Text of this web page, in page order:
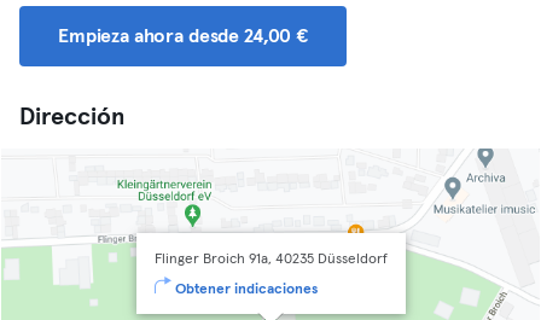
Empieza ahora desde 24,00 €
Dirección
Flinger Broich 91a, 40235 Düsseldorf
Obtener indicaciones